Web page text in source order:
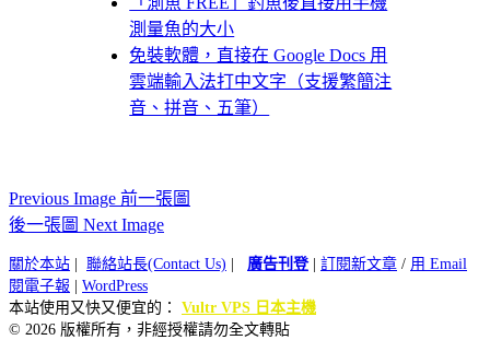
測量魚的大小
免裝軟體，直接在 Google Docs 用
雲端輸入法打中文字（支援繁簡注
音、拼音、五筆）
Previous Image 前一張圖
後一張圖 Next Image
關於本站 聯絡站長(Contact Us) 廣告刊登| 訂閱新文章 / 用 Email
閱電子報
WordPress
本站使用又快又便宜的： Vultr VPS 日本主機
© 2026 版權所有，非經授權請勿全文轉貼